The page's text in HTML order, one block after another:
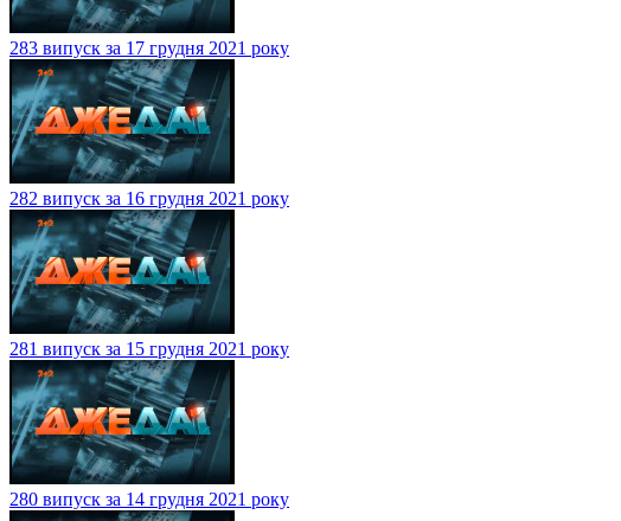
283 випуск за 17 грудня 2021 року
282 випуск за 16 грудня 2021 року
281 випуск за 15 грудня 2021 року
280 випуск за 14 грудня 2021 року